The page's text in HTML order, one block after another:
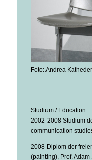
Foto: Andrea Katheder
Studium / Education
2002-2008 Studium
communication
2008 Diplom der
(painting), Prof.